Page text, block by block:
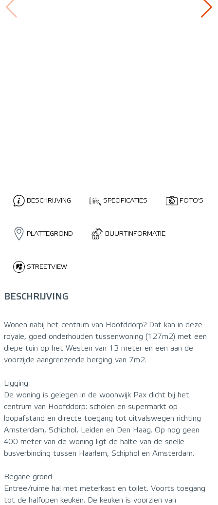
BESCHRIJVING SPECIFICATIES FOTO'S
PLATTEGROND BUURTINFORMATIE
STREETVIEW
BESCHRIJVING
Wonen nabij het centrum van Hoofddorp? Dat kan in deze
royale, goed onderhouden tussenwoning (127m2) met een
diepe tuin op het Westen van 13 meter en een aan de
voorzijde aangrenzende berging van 7m2.
Ligging
De woning is gelegen in de woonwijk Pax dicht bij het
centrum van Hoofddorp: scholen en supermarkt op
loopafstand en directe toegang tot uitvalswegen richting
Amsterdam, Schiphol, Leiden en Den Haag. Op nog geen
400 meter van de woning ligt de halte van de snelle
busverbinding tussen Haarlem, Schiphol en Amsterdam.
Begane grond
Entree/ruime hal met meterkast en toilet. Voorts toegang
tot de halfopen keuken. De keuken is voorzien van